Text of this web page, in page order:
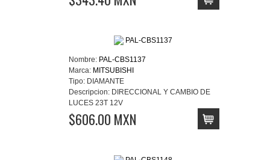
Nombre: PAL-CBS1137
Marca: MITSUBISHI
Tipo: DIAMANTE
Descripcion: DIRECCIONAL Y CAMBIO DE
LUCES 23T 12V
$606.00 MXN